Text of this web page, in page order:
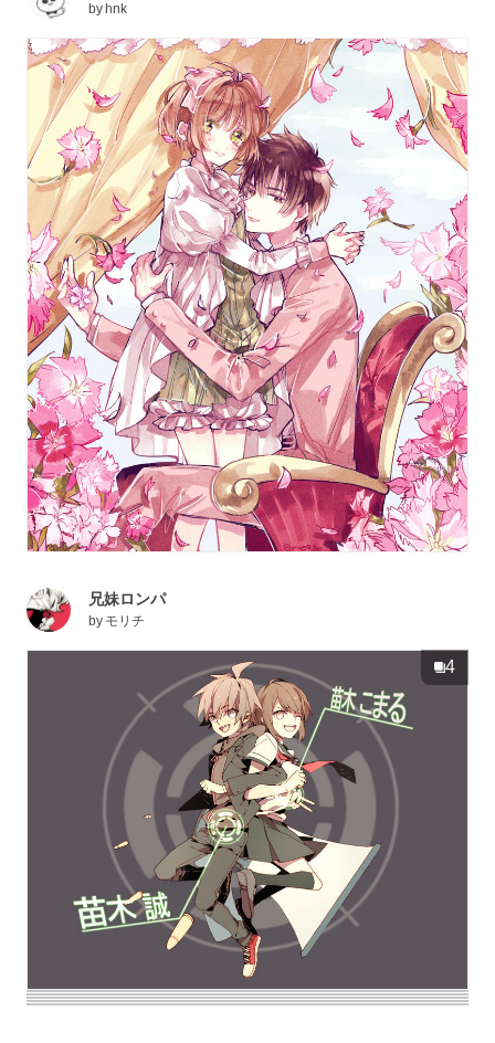
byhnk
兄妹ロンパ
by モリチ
4